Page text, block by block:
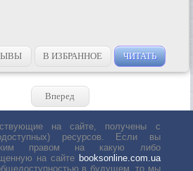
В ИЗБРАННОЕ ЧИТАТЬ
Вперед
на сайте, получены с
ресурсов. Если вы
правом на какую либо
на сайте booksonline.com.ua
в будущем, то мы